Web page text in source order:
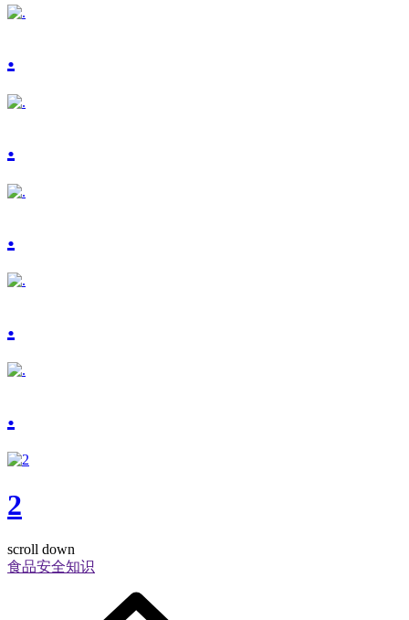
.
.
.
.
.
2
scroll down
食品安全知识